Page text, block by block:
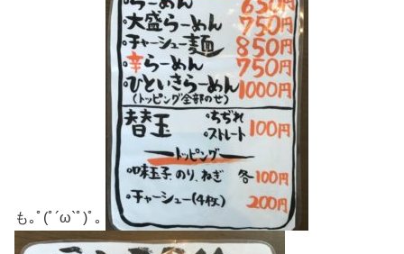
も｡ﾟ(ﾟ´ω`ﾟ)ﾟ｡